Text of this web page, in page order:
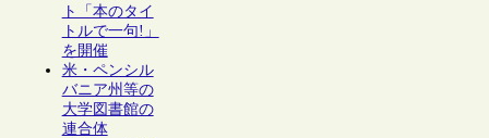
ト「本のタイ
トルで一句!」
を開催
米・ペンシル
バニア州等の
大学図書館の
連合体